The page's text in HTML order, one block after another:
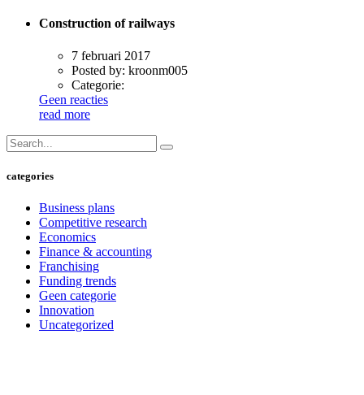
Construction of railways
7 februari 2017
Posted by: kroonm005
Categorie:
Geen reacties
read more
categories
Business plans
Competitive research
Economics
Finance & accounting
Franchising
Funding trends
Geen categorie
Innovation
Uncategorized